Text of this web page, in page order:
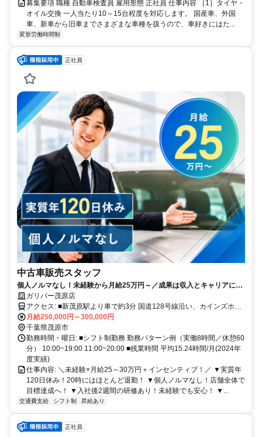
募集要項 職種 自動車検査員 雇用形態 正社員 仕事内容 ［1］タイヤ・
オイル交換 一人当たり10～15台程度を対応します。 国産車、外国
車、新車から旧車までさまざまな車種を扱うので、車好きにはた...
変形労働時間制
正社員
中古車販売スタッフ
個人ノルマなし！未経験から月給25万円～／成果は収入とキャリアにし
っかり反映♪
ガリバー茂原店
アクセス: ■新茂原駅より車で約3分 国道128号線沿い、カインズホー
ムさん向かい
月給250,000円～300,000円
千葉県茂原市
勤務時間・曜日: ■シフト制勤務 勤務パターン例（実働8時間／休憩60
分） 10:00~19:00 11:00~20:00 ■残業時間 平均15.24時間/月(2024年
度実績)
仕事内容: ＼未経験×月給25～30万円＋インセンティブ！／ ▼実質年
120日休み！20時にはほとんど退勤！ ▼個人ノルマなし！店舗全体で
目標達成へ！ ▼入社後2週間の研修あり！未経験でも安心！ ▼...
交通費支給 シフト制 昇給あり
正社員